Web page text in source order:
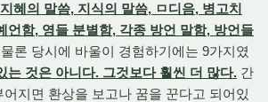
지혜의 말씀, 지식의 말씀, ㅁ디음, 병고치
언함, 영들 분별함, 각종 방언 말함, 방언들
론 당시에 바울이 경험하기에는 9가지였
는 것은 아니다. 그것보다 훨씬 더 많다. 간
지면 환상을 보고나 꿈을 꾼다고 되어있